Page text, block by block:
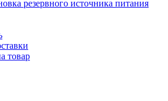
резервного источника питания
товар